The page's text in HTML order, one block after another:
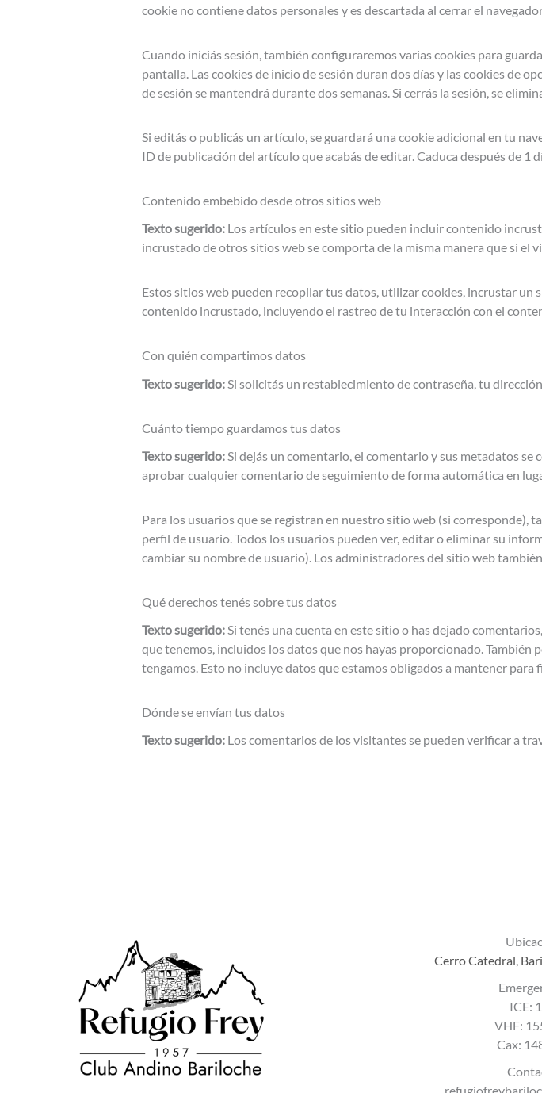
cookie no contiene datos personales y es descartada al cerrar el
Cuando iniciás sesión, también configuraremos varias cookies para
pantalla. Las cookies de inicio de sesión duran dos días y las cookies de
de sesión se mantendrá durante dos semanas. Si cerrás la sesión, se
Si editás o publicás un artículo, se guardará una cookie adicional en tu
ID de publicación del artículo que acabás de editar. Caduca después de 1
Contenido embebido desde otros sitios web
Texto sugerido: Los artículos en este sitio pueden incluir contenido
incrustado de otros sitios web se comporta de la misma manera que si
Estos sitios web pueden recopilar tus datos, utilizar cookies, incrustar
contenido incrustado, incluyendo el rastreo de tu interacción con el
Con quién compartimos datos
Texto sugerido: Si solicitás un restablecimiento de contraseña, tu
Cuánto tiempo guardamos tus datos
Texto sugerido: Si dejás un comentario, el comentario y sus metadatos
aprobar cualquier comentario de seguimiento de forma automática en
Para los usuarios que se registran en nuestro sitio web (si corresponde),
perfil de usuario. Todos los usuarios pueden ver, editar o eliminar su
cambiar su nombre de usuario). Los administradores del sitio web
Qué derechos tenés sobre tus datos
Texto sugerido:Si tenés una cuenta en este sitio o has dejado
que tenemos, incluidos los datos que nos hayas proporcionado.
tengamos. Esto no incluye datos que estamos obligados a mantener para
Dónde se envían tus datos
Texto sugerido: Los comentarios de los visitantes se pueden verificar a
Cerro Catedral,
ICE:
VHF:
Cax: